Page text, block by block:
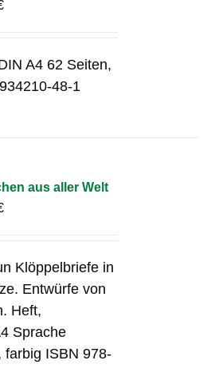
A4 62 Seiten,
48-1
aus aller Welt
Klöppelbriefe in
Entwürfe von
Heft,
Sprache
farbig ISBN 978-